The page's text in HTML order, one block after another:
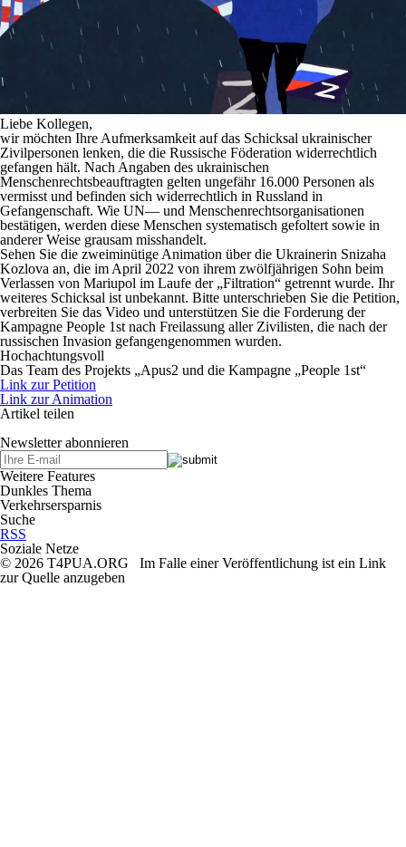
Liebe Kollegen,
wir möchten Ihre Aufmerksamkeit auf das Schicksal ukrainischer
Zivilpersonen lenken, die die Russische Föderation widerrechtlich
gefangen hält. Nach Angaben des ukrainischen
Menschenrechtsbeauftragten gelten ungefähr 16.000 Personen als
vermisst und befinden sich widerrechtlich in Russland in
Gefangenschaft. Wie UN— und Menschenrechtsorganisationen
bestätigen, werden diese Menschen systematisch gefoltert sowie in
anderer Weise grausam misshandelt.
Sehen Sie die zweiminütige Animation über die Ukrainerin Snizaha
Kozlova an, die im April 2022 von ihrem zwölfjährigen Sohn beim
Verlassen von Mariupol im Laufe der „Filtration“ getrennt wurde. Ihr
weiteres Schicksal ist unbekannt. Bitte unterschrieben Sie die Petition,
verbreiten Sie das Video und unterstützen Sie die Forderung der
Kampagne People 1st nach Freilassung aller Zivilisten, die nach der
russischen Invasion gefangengenommen wurden.
Hochachtungsvoll
Das Team des Projekts „Apus2 und die Kampagne „People 1st“
Link zur Petition
Link zur Animation
Artikel teilen
Newsletter abonnieren
Weitere Features
Dunkles Thema
Verkehrsersparnis
Suche
RSS
Soziale Netze
© 2026 T4PUA.ORG Im Falle einer Veröffentlichung ist ein Link
zur Quelle anzugeben